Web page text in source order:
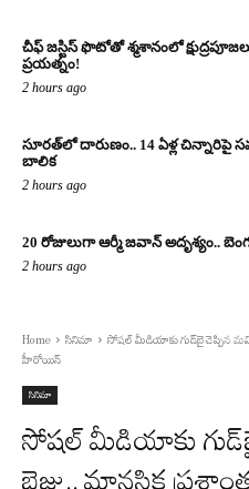
చీఫ్ జస్టిస్ ఫొటోతో శ్మశానంలో
ప్రయత్నం!
2 hours ago
సూరత్‌లో దారుణం.. 14 ఏళ్ల చిన్నారిపై
బాలిక
2 hours ago
20 రోజులుగా ఆర్మీ జవాన్ అదృశ్యం..
2 hours ago